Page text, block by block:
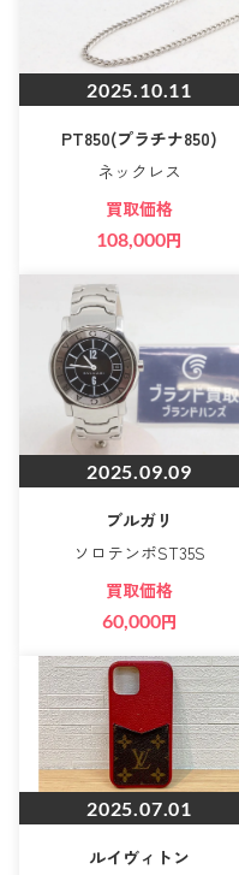
2025.10.11
PT850(プラチナ850)
ネックレス
買取価格
108,000円
2025.09.09
ブルガリ
ソロテンポST35S
買取価格
60,000円
2025.07.01
ルイヴィトン